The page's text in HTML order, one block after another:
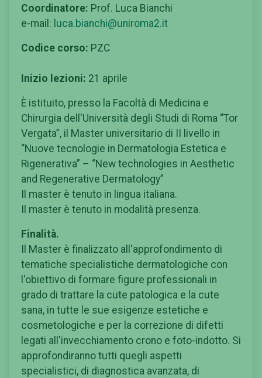
Coordinatore: Prof. Luca Bianchi
e-mail: luca.bianchi@uniroma2.it
Codice corso: PZC
Inizio lezioni: 21 aprile
È istituito, presso la Facoltà di Medicina e
Chirurgia dell'Università degli Studi di Roma “Tor
Vergata”, il Master universitario di II livello in
“Nuove tecnologie in Dermatologia Estetica e
Rigenerativa” – “New technologies in Aesthetic
and Regenerative Dermatology”
Il master è tenuto in lingua italiana.
Il master è tenuto in modalità presenza.
Finalità.
Il Master è finalizzato all'approfondimento di
tematiche specialistiche dermatologiche con
l'obiettivo di formare figure professionali in
grado di trattare la cute patologica e la cute
sana, in tutte le sue esigenze estetiche e
cosmetologiche e per la correzione di difetti
legati all'invecchiamento crono e foto-indotto. Si
approfondiranno tutti quegli aspetti
specialistici, di diagnostica avanzata, di